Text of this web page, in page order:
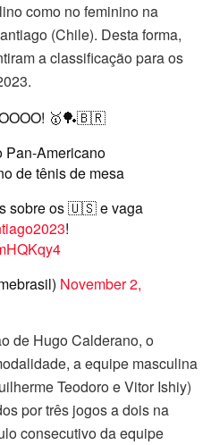
como no feminino na
(Chile). Desta forma,
a classificação para os
🥇🏓🇧🇷
Pan-Americano
de tênis de mesa
sobre os 🇺🇸 e vaga
!
November 2,
de Hugo Calderano, o
a equipe masculina
Teodoro e Vitor Ishiy)
por três jogos a dois na
consecutivo da equipe